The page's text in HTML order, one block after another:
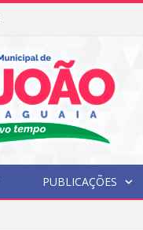
PUBLICAÇÕES